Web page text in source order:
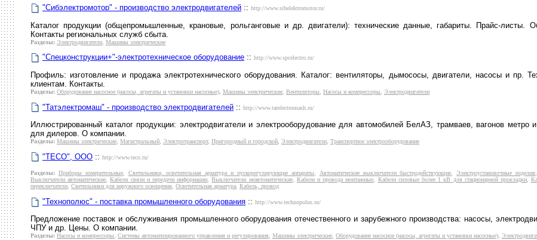
"Сибэлектромотор" - производство электродвигателей :: http://www.sibelektromotor.ru/
Каталог продукции (общепромышленные, крановые, рольганговые и др. двигатели): технические данные, габариты. Прайс-листы.
Контакты региональных служб сбыта.
Разделы: Электродвигатели Машины электрические
"Спецконструкции+"-электротехническое оборудование :: http://www.spcelectro.ru/
Профиль: изготовление и продажа электротехнического оборудования. Каталог: вентиляторы, дымососы, двигатели, насосы и пр.
клиентам. Контакты.
Разделы: Оборудование насосное (насосы, агрегаты и установки насосные) Машины электрические Вентиляторы Насосы и компрессоры Электродвигатели
"Татэлектромаш" - производство электродвигателей :: http://www.tatelectromash.ru/
Иллюстрированный каталог продукции: электродвигатели и электрооборудование для автомобилей БелАЗ, трамваев, вагонов
для дилеров. О компании.
Разделы: Машины электрические Магистральный Электротранспорт, Пригородный и городской Электродвигатели Транспортное электрооборудование
"ТЕСО", ООО :: http://www.teco.ru/
Разделы: Приборы измерительные, Светильники, осветительная арматура и пускорегулирующие аппараты Автоматические выключатели быстродействующие ,Электроустановочные изделия
Выключатели автоматические ,Кабели связи и передачи информации ,Выключатели неавтоматические, Кабели и провода монтажные Кабели силовые более 1 кВ для стационарной прокладки,
переключатели Светильники для наружного освещения Осветительная арматура Кабель, провод
"Технополюс" - поставка промышленного оборудования :: http://www.technopolus.ru/
Предложение поставок и обслуживания промышленного оборудования отечественного и зарубежного производства: насосы,
ЧПУ и др. Цены. О компании.
Разделы: Насосы и компрессоры, Системы автоматизированного управления и регулирования, Машины электрические, Оборудование насосное (насосы, агрегаты и установки насосные),